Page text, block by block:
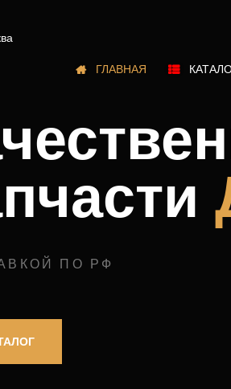
ГЛАВНАЯ
ПО РФ